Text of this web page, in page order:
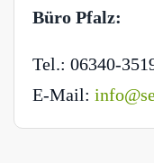
Büro Pfalz:
Tel.: 06340-
E-Mail: